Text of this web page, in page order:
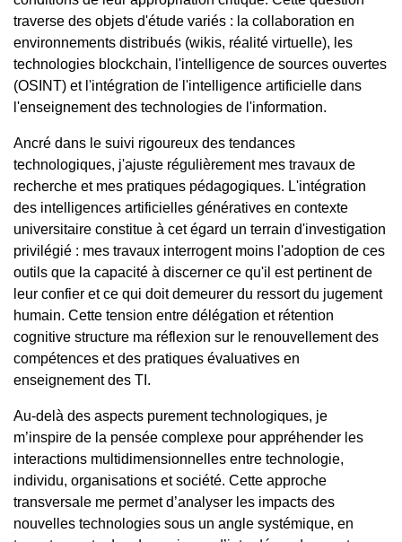
traverse des objets d'étude variés : la collaboration en
environnements distribués (wikis, réalité virtuelle), les
technologies blockchain, l'intelligence de sources ouvertes
(OSINT) et l'intégration de l'intelligence artificielle dans
l'enseignement des technologies de l'information.
Ancré dans le suivi rigoureux des tendances
technologiques, j'ajuste régulièrement mes travaux de
recherche et mes pratiques pédagogiques. L'intégration
des intelligences artificielles génératives en contexte
universitaire constitue à cet égard un terrain d'investigation
privilégié : mes travaux interrogent moins l'adoption de ces
outils que la capacité à discerner ce qu'il est pertinent de
leur confier et ce qui doit demeurer du ressort du jugement
humain. Cette tension entre délégation et rétention
cognitive structure ma réflexion sur le renouvellement des
compétences et des pratiques évaluatives en
enseignement des TI.
Au-delà des aspects purement technologiques, je
m’inspire de la pensée complexe pour appréhender les
interactions multidimensionnelles entre technologie,
individu, organisations et société. Cette approche
transversale me permet d’analyser les impacts des
nouvelles technologies sous un angle systémique, en